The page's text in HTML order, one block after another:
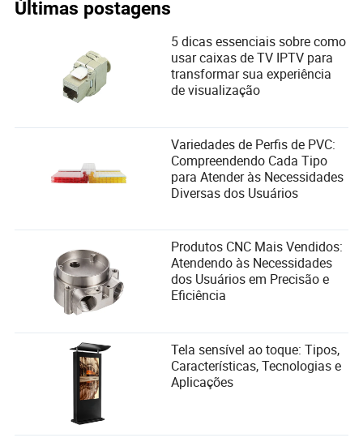
Últimas postagens
5 dicas essenciais sobre como
usar caixas de TV IPTV para
transformar sua experiência
de visualização
Variedades de Perfis de PVC:
Compreendendo Cada Tipo
para Atender às Necessidades
Diversas dos Usuários
Produtos CNC Mais Vendidos:
Atendendo às Necessidades
dos Usuários em Precisão e
Eficiência
Tela sensível ao toque: Tipos,
Características, Tecnologias e
Aplicações